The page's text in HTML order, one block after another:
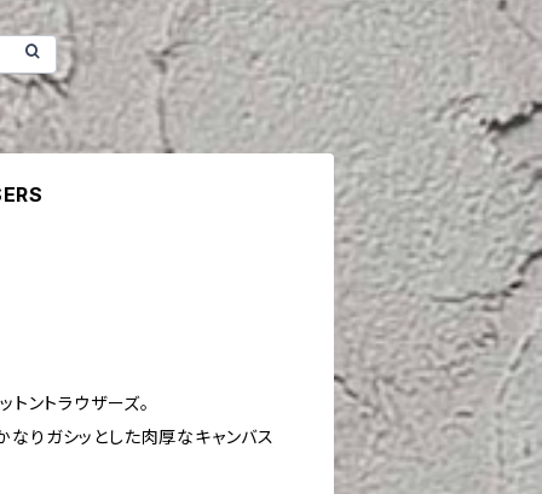
ントラウザーズ。
りガシッとした肉厚なキャンバス